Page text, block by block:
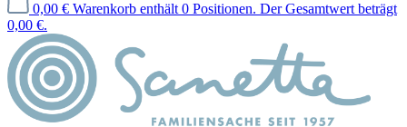
0,00 € Warenkorb enthält 0 Positionen. Der Gesamtwert beträgt
0,00 €.